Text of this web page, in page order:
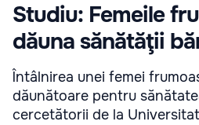
Studiu: Femeile
dăuna sănătăţii
Întâlnirea unei femei
dăunătoare pentru
cercetătorii de la